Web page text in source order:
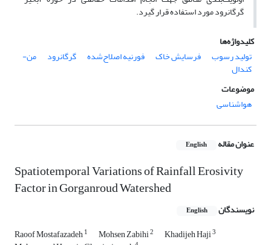
گرگانرود مورد استفاده قرار گیرد.
کلیدواژه‌ها
تولید رسوب
فرسایش خاک فورنیه اصلاح‌شده گرگانرود من-
کندال
موضوعات
هواشناسی
عنوان مقاله English
Spatiotemporal Variations of Rainfall Erosivity
Factor in Gorganroud Watershed
نویسندگان English
Raoof Mostafazadeh1 Mohsen Zabihi2 Khadijeh Haji3